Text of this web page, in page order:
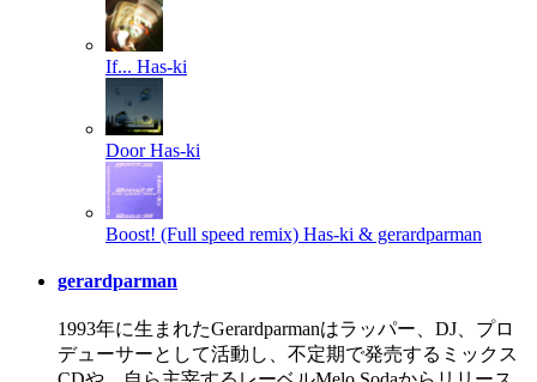
If... Has-ki
Door Has-ki
Boost! (Full speed remix) Has-ki & gerardparman
gerardparman
1993年に生まれたGerardparmanはラッパー、DJ、プロ
デューサーとして活動し、不定期で発売するミックス